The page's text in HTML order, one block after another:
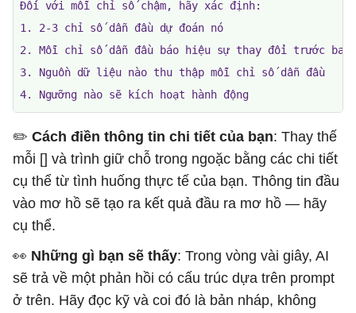
Đối với mỗi chỉ số chậm, hãy xác định:
1. 2-3 chỉ số dẫn đầu dự đoán nó
2. Mỗi chỉ số dẫn đầu báo hiệu sự thay đổi trước bao
3. Nguồn dữ liệu nào thu thập mỗi chỉ số dẫn đầu
4. Ngưỡng nào sẽ kích hoạt hành động
✏️ ​​ Cách điền thông tin chi tiết của bạn: Thay thế
mỗi [] và trình giữ chỗ trong ngoặc bằng các chi tiết
cụ thể từ tình huống thực tế của bạn. Thông tin đầu
vào mơ hồ sẽ tạo ra kết quả đầu ra mơ hồ — hãy
cụ thể.
👀 Những gì bạn sẽ thấy: Trong vòng vài giây, AI
sẽ trả về một phản hồi có cấu trúc dựa trên prompt
ở trên. Hãy đọc kỹ và coi đó là bản nháp, không